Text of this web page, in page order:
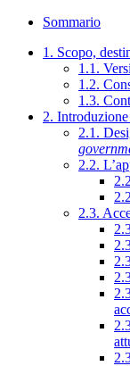
Sommario
1. Scopo,
1.1.
1.2.
1.3.
2.
2.1.
2.2.
2.3.